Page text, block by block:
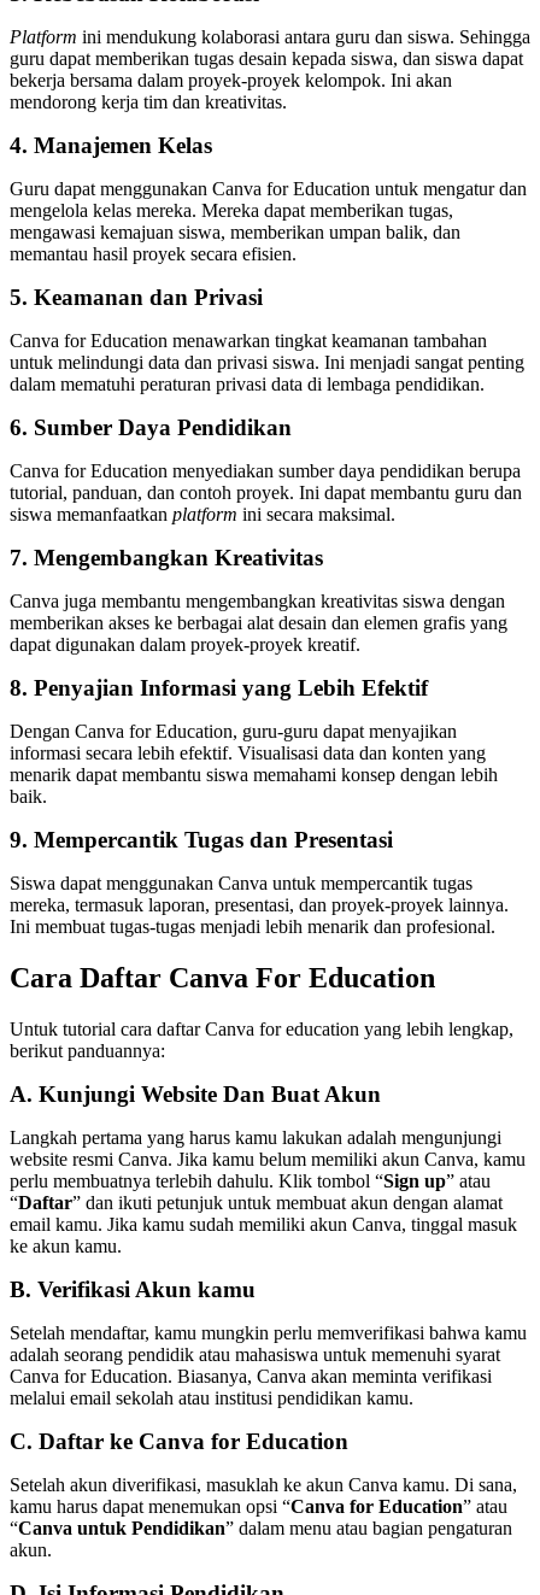
Platform ini mendukung kolaborasi antara guru dan siswa. Sehingga
guru dapat memberikan tugas desain kepada siswa, dan siswa dapat
bekerja bersama dalam proyek-proyek kelompok. Ini akan
mendorong kerja tim dan kreativitas.
4. Manajemen Kelas
Guru dapat menggunakan Canva for Education untuk mengatur dan
mengelola kelas mereka. Mereka dapat memberikan tugas,
mengawasi kemajuan siswa, memberikan umpan balik, dan
memantau hasil proyek secara efisien.
5. Keamanan dan Privasi
Canva for Education menawarkan tingkat keamanan tambahan
untuk melindungi data dan privasi siswa. Ini menjadi sangat penting
dalam mematuhi peraturan privasi data di lembaga pendidikan.
6. Sumber Daya Pendidikan
Canva for Education menyediakan sumber daya pendidikan berupa
tutorial, panduan, dan contoh proyek. Ini dapat membantu guru dan
siswa memanfaatkan platform ini secara maksimal.
7. Mengembangkan Kreativitas
Canva juga membantu mengembangkan kreativitas siswa dengan
memberikan akses ke berbagai alat desain dan elemen grafis yang
dapat digunakan dalam proyek-proyek kreatif.
8. Penyajian Informasi yang Lebih Efektif
Dengan Canva for Education, guru-guru dapat menyajikan
informasi secara lebih efektif. Visualisasi data dan konten yang
menarik dapat membantu siswa memahami konsep dengan lebih
baik.
9. Mempercantik Tugas dan Presentasi
Siswa dapat menggunakan Canva untuk mempercantik tugas
mereka, termasuk laporan, presentasi, dan proyek-proyek lainnya.
Ini membuat tugas-tugas menjadi lebih menarik dan profesional.
Cara Daftar Canva For Education
Untuk tutorial cara daftar Canva for education yang lebih lengkap,
berikut panduannya:
A. Kunjungi Website Dan Buat Akun
Langkah pertama yang harus kamu lakukan adalah mengunjungi
website resmi Canva. Jika kamu belum memiliki akun Canva, kamu
perlu membuatnya terlebih dahulu. Klik tombol “Sign up” atau
“Daftar” dan ikuti petunjuk untuk membuat akun dengan alamat
email kamu. Jika kamu sudah memiliki akun Canva, tinggal masuk
ke akun kamu.
B. Verifikasi Akun kamu
Setelah mendaftar, kamu mungkin perlu memverifikasi bahwa kamu
adalah seorang pendidik atau mahasiswa untuk memenuhi syarat
Canva for Education. Biasanya, Canva akan meminta verifikasi
melalui email sekolah atau institusi pendidikan kamu.
C. Daftar ke Canva for Education
Setelah akun diverifikasi, masuklah ke akun Canva kamu. Di sana,
kamu harus dapat menemukan opsi “Canva for Education” atau
“Canva untuk Pendidikan” dalam menu atau bagian pengaturan
akun.